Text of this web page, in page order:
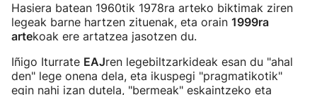
Hasiera batean 1960tik 1978ra arteko biktimak ziren
legeak barne hartzen zituenak, eta orain 1999ra
artekoak ere artatzea jasotzen du.
Iñigo Iturrate EAJren legebiltzarkideak esan du "ahal
den" lege onena dela, eta ikuspegi "pragmatikotik"
egin nahi izan dutela, "bermeak" eskaintzeko eta